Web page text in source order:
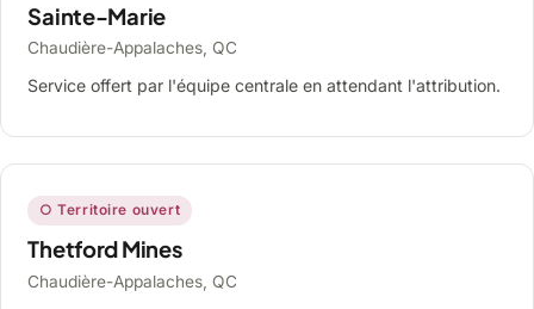
Sainte-Marie
Chaudière-Appalaches, QC
Service offert par l'équipe centrale en attendant l'attribution.
○ Territoire ouvert
Thetford Mines
Chaudière-Appalaches, QC